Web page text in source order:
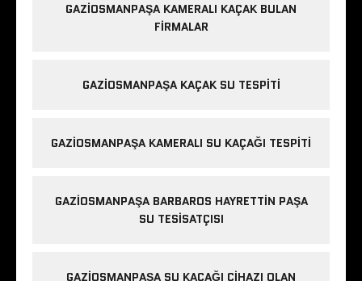
GAZIOSMANPAŞA KAMERALI KAÇAK BULAN
FIRMALAR
GAZIOSMANPAŞA KAÇAK SU TESPITI
GAZIOSMANPAŞA KAMERALI SU KAÇAĞI TESPITI
GAZIOSMANPAŞA BARBAROS HAYRETTIN PAŞA
SU TESISATÇISI
GAZIOSMANPAŞA SU KAÇAĞI CIHAZI OLAN